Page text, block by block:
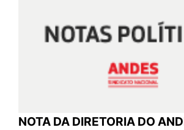
NOTA DA DIRETORIA DO